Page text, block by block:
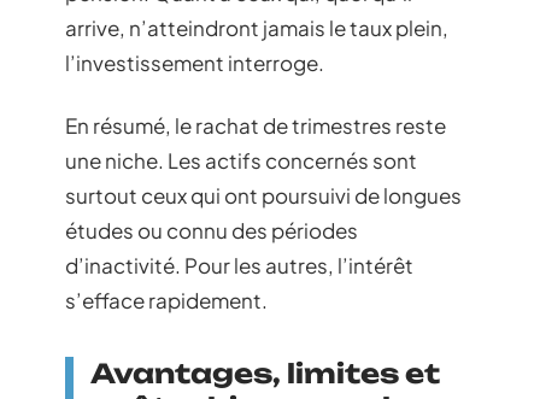
arrive, n’atteindront jamais le taux plein,
l’investissement interroge.
En résumé, le rachat de trimestres reste
une niche. Les actifs concernés sont
surtout ceux qui ont poursuivi de longues
études ou connu des périodes
d’inactivité. Pour les autres, l’intérêt
s’efface rapidement.
Avantages, limites et